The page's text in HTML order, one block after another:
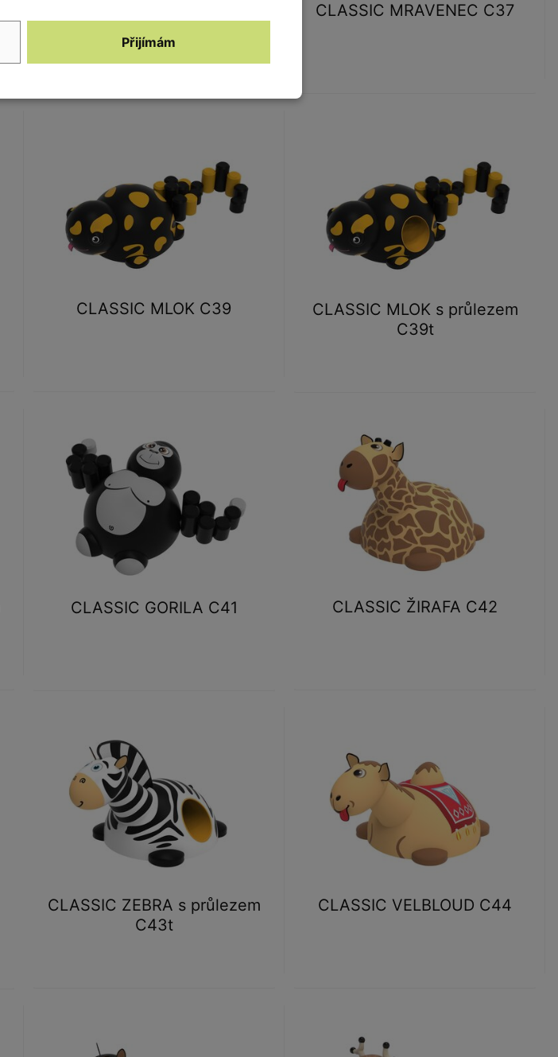
CLASSIC MRAVENEC C37
CLASSIC MLOK C39
CLASSIC MLOK s průlezem
C39t
CLASSIC GORILA C41 CLASSIC ŽIRAFA C42
CLASSIC ZEBRA s průlezem
C43t
CLASSIC VELBLOUD C44
Přijímám